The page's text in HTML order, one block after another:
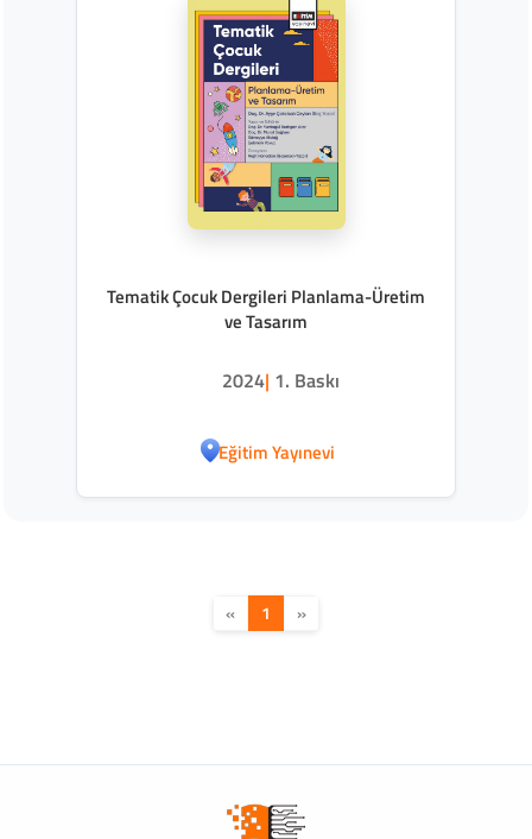
Tematik Çocuk Dergileri Planlama-Üretim
ve Tasarım
2024| 1. Baskı
Eğitim Yayınevi
« 1 »